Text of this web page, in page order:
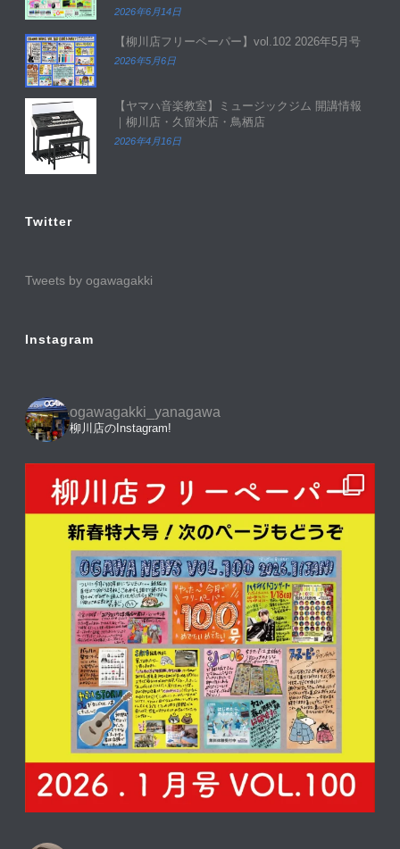
2026年6月14日
【柳川店フリーペーパー】vol.102 2026年5月号
2026年5月6日
【ヤマハ音楽教室】ミュージックジム 開講情報
｜柳川店・久留米店・鳥栖店
2026年4月16日
Twitter
Tweets by ogawagakki
Instagram
ogawagakki_yanagawa
柳川店のInstagram!